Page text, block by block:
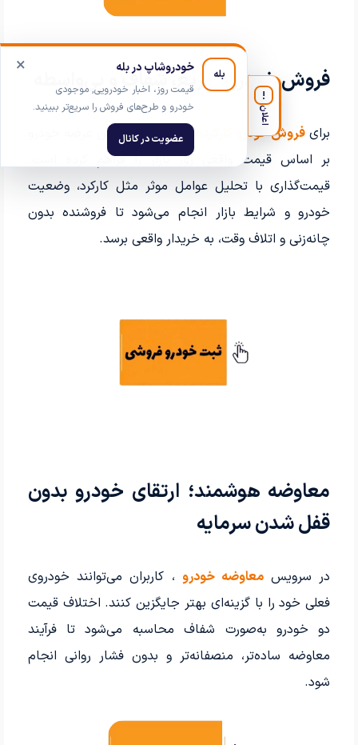
فروش خودرو؛ سریع، شفاف و بی‌واسطه
برایفروش خودرو کارکرده، خودروشاپ امکان عرضه خودرو
بر اساس قیمت واقعی روز بازار را فراهم کرده است.
قیمت‌گذاری با تحلیل عوامل موثر مثل کارکرد، وضعیت
خودرو و شرایط بازار انجام می‌شود تا فروشنده بدون
چانه‌زنی و اتلاف وقت، به خریدار واقعی برسد.
معاوضه هوشمند؛ ارتقای خودرو بدون
قفل شدن سرمایه
در سرویسمعاوضه خودرو ، کاربران می‌توانند خودروی
فعلی خود را با گزینه‌ای بهتر جایگزین کنند. اختلاف قیمت
دو خودرو به‌صورت شفاف محاسبه می‌شود تا فرآیند
معاوضه ساده‌تر، منصفانه‌تر و بدون فشار روانی انجام
شود.
!
اعلان
× بله خودروشاپ در بله
قیمت روز، اخبار خودرویی, موجودی
خودرو و طرح‌های فروش را سریع‌تر ببینید.
عضویت در کانال